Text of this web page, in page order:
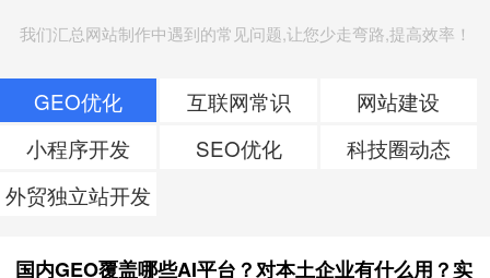
我们汇总网站制作中遇到的常见问题,让您少走弯路,提高效率！
GEO优化 互联网常识
网站建设
小程序开发
SEO优化
科技圈动态
外贸独立站开发
国内GEO覆盖哪些AI平台？对本土企业有什么用？实